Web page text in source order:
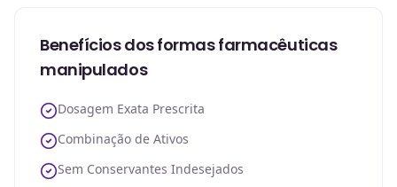
Benefícios dos formas farmacêuticas
manipulados
Dosagem Exata Prescrita
Combinação de Ativos
Sem Conservantes Indesejados